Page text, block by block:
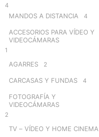
4
MANDOS A DISTANCIA 4
ACCESORIOS PARA VÍDEO Y
VIDEOCÁMARAS
1
AGARRES 2
CARCASAS Y FUNDAS 4
FOTOGRAFÍA Y
VIDEOCÁMARAS
2
TV – VÍDEO Y HOME CINEMA